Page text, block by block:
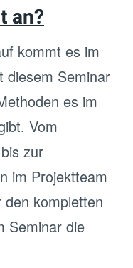
an?
kommt es im
diesem Seminar
es im
Vom
zur
im Projektteam
kompletten
Seminar die